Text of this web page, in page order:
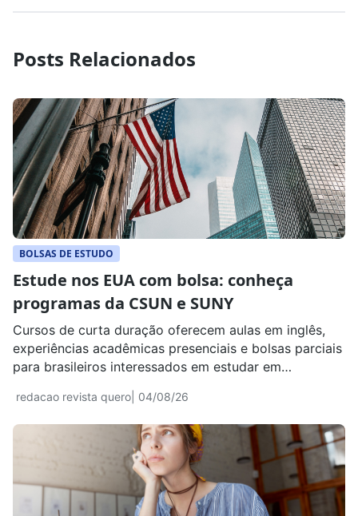
Posts Relacionados
BOLSAS DE ESTUDO
Estude nos EUA com bolsa: conheça
programas da CSUN e SUNY
redacao revista quero | 04/08/26
Cursos de curta duração oferecem aulas em inglês,
experiências acadêmicas presenciais e bolsas parciais
para brasileiros interessados em estudar em